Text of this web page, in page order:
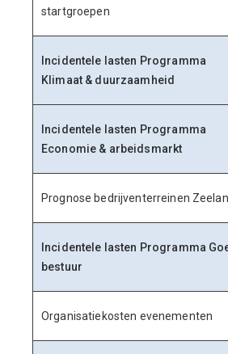
startgroepen
Incidentele lasten Programma
Klimaat & duurzaamheid
Incidentele lasten Programma
Economie & arbeidsmarkt
Prognose bedrijventerreinen
Incidentele lasten Programma
bestuur
Organisatiekosten evenementen